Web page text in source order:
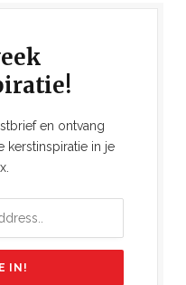
en ontvang
kerstinspiratie in je